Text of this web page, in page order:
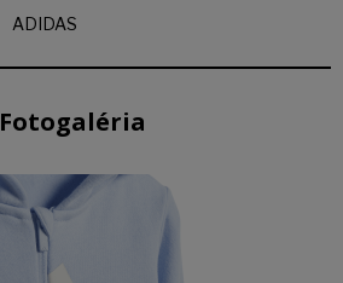
ADIDAS
Fotogaléria